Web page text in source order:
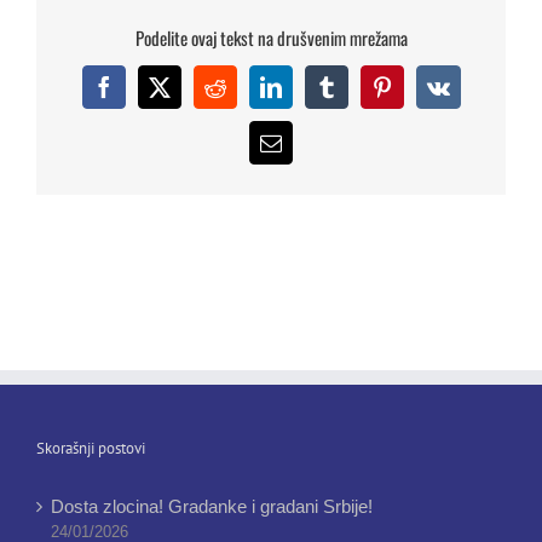
Podelite ovaj tekst na drušvenim mrežama
Facebook
X RedditLinkedInTumblrPinterest
Vk
Email
Skorašnji postovi
Dosta zlocina! Gradanke i gradani Srbije!
24/01/2026